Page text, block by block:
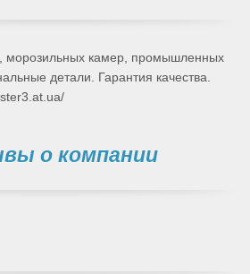
, морозильных камер, промышленных
детали. Гарантия качества.
о компании